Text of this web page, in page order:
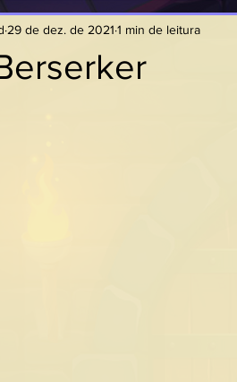
29 de dez. de 2021 1 min de leitura